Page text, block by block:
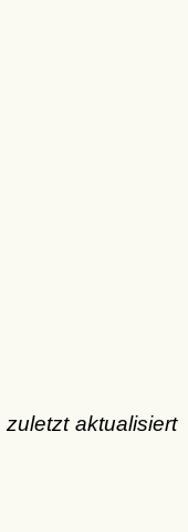
zuletzt aktualisiert